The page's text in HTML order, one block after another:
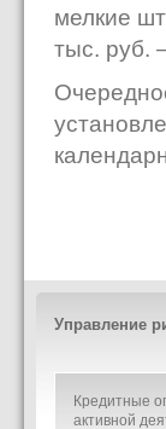
мелкие
тыс. руб.
Управление
Кредитные
активной